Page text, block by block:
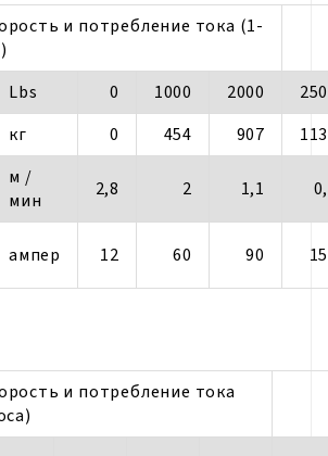
и потребление тока (1-
Lbs
0 1000 2000
кг 0 454 907
м /
мин
2,8 2 1,1
ампер 12 60 90
и потребление тока